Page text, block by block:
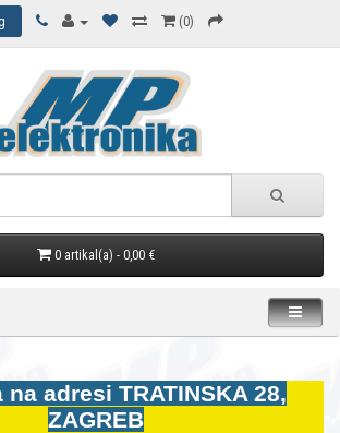
(0)
0 artikal(a) - 0,00 €
na adresi TRATINSKA 28,
ZAGREB